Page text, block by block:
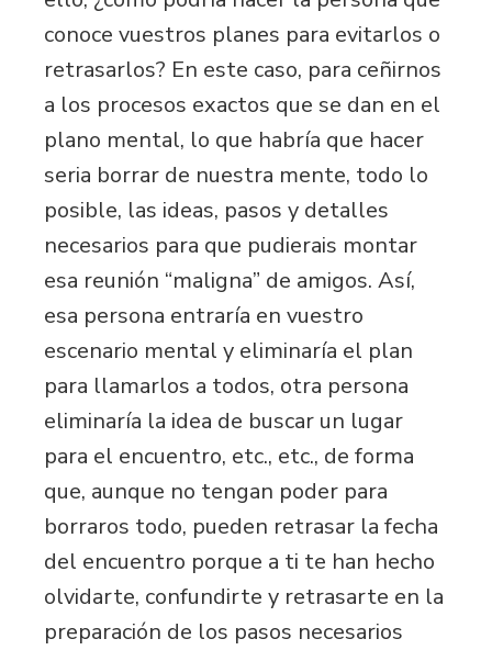
conoce vuestros planes para evitarlos o
retrasarlos? En este caso, para ceñirnos
a los procesos exactos que se dan en el
plano mental, lo que habría que hacer
seria borrar de nuestra mente, todo lo
posible, las ideas, pasos y detalles
necesarios para que pudierais montar
esa reunión “maligna” de amigos. Así,
esa persona entraría en vuestro
escenario mental y eliminaría el plan
para llamarlos a todos, otra persona
eliminaría la idea de buscar un lugar
para el encuentro, etc., etc., de forma
que, aunque no tengan poder para
borraros todo, pueden retrasar la fecha
del encuentro porque a ti te han hecho
olvidarte, confundirte y retrasarte en la
preparación de los pasos necesarios